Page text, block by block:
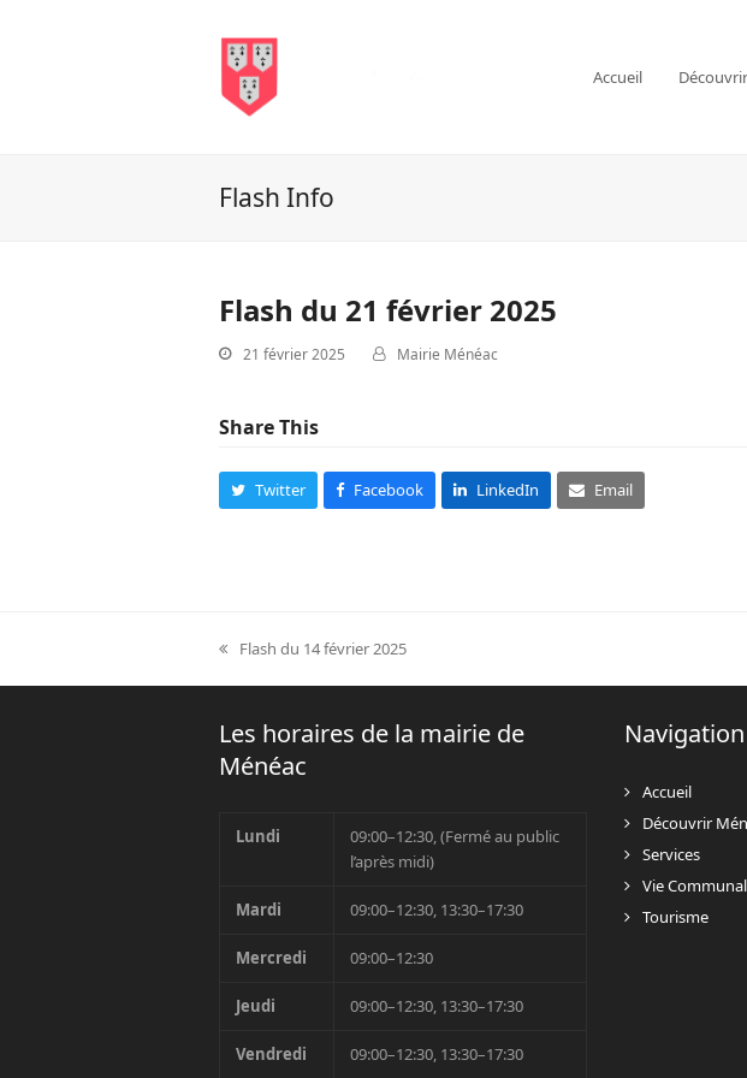
Accueil
Flash Info
Flash du 21 février 2025
21 février 2025 Mairie Ménéac
Share This
Twitter Facebook LinkedIn Email
previous
post:
Flash du 14 février 2025
Les horaires de la mairie de
Ménéac
Lundi
09:00–12:30, (Fermé au public
l’après midi)
Mardi 09:00–12:30, 13:30–17:30
Mercredi 09:00–12:30
Jeudi 09:00–12:30, 13:30–17:30
Vendredi 09:00–12:30, 13:30–17:30
Navigation
Accueil
Découvrir
Services
Vie
Tourisme